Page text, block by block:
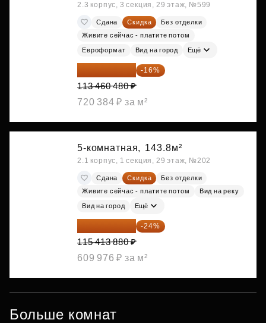
2.3 корпус, 3 секция, 29 этаж, №599
Сдана Скидка
Без отделки
Живите сейчас - платите потом
Евроформат Вид на город Ещё
95 306 803 ₽ -16%
113 460 480 ₽
720 384 ₽ за м²
5-комнатная, 143.8м²
2.1 корпус, 1 секция, 29 этаж, №202
Сдана Скидка
Без отделки
Живите сейчас - платите потом
Вид на реку
Вид на город Ещё
87 714 549 ₽ -24%
115 413 880 ₽
609 976 ₽ за м²
Больше комнат